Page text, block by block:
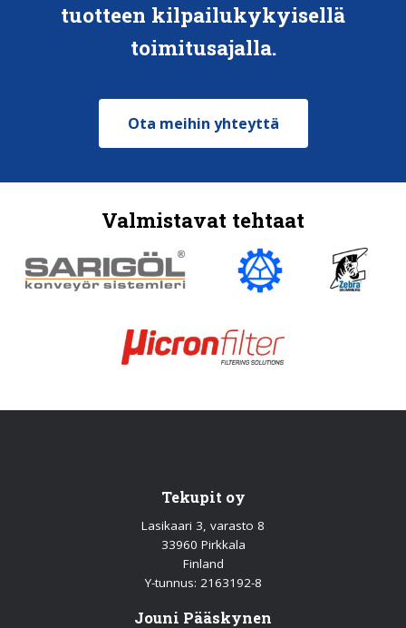
tuotteen kilpailukykyisellä
toimitusajalla.
Ota meihin yhteyttä
Valmistavat tehtaat
Tekupit oy
Lasikaari 3, varasto 8
33960 Pirkkala
Finland
Y-tunnus: 2163192-8
Jouni Pääskynen